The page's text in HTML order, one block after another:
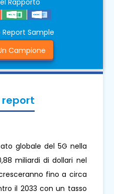
Sample
Campione
globale del 5G nella
miliardi di dollari nel
fino a circa
il 2033 con un tasso